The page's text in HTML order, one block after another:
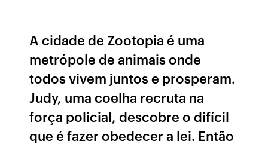
A cidade de Zootopia é uma
metrópole de animais onde
todos vivem juntos e prosperam.
Judy, uma coelha recruta na
força policial, descobre o difícil
que é fazer obedecer a lei. Então